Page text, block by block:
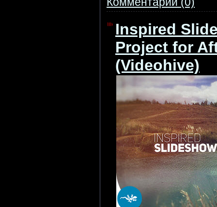
Inspired
Project for
(Videohive)